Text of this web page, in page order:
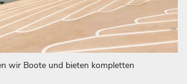
wir Boote und bieten kompletten